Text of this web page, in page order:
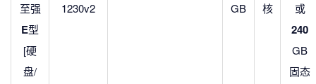
至强
E型
[硬
盘/
1230v2
GB
核
或
240
GB
固态